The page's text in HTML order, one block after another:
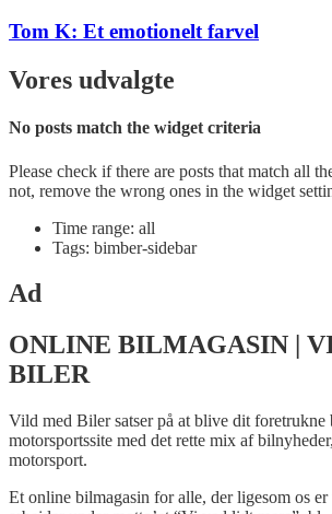
Tom K: Et emotionelt farvel
Vores udvalgte
No posts match the widget criteria
Please check if there are posts that match all
not, remove the wrong ones in the widget
Time range: all
Tags: bimber-sidebar
Ad
ONLINE BILMAGASIN |
BILER
Vild med Biler satser på at blive dit foretrukne
motorsportssite med det rette mix af
motorsport.
Et online bilmagasin for alle, der ligesom os